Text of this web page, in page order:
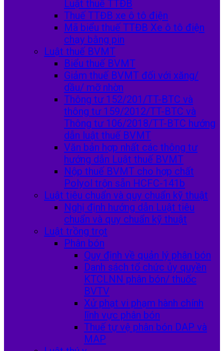
Luật thuế TTĐB
Thuế TTĐB xe ô tô điện
Mã biểu thuế TTĐB Xe ô tô điện
chạy bằng pin
Luật thuế BVMT
Biểu thuế BVMT
Giảm thuế BVMT đối với xăng/
dầu/ mỡ nhờn
Thông tư 152/201/TT-BTC và
thông tư 159/2012/TT-BTC và
Thông tư 106/2018/TT-BTC hướng
dẫn luật thuế BVMT
Văn bản hợp nhất các thông tư
hướng dẫn Luật thuế BVMT
Nộp thuế BVMT cho hợp chất
Polyol trộn sẵn HCFC-141b
Luật tiêu chuẩn và quy chuẩn kỹ thuật
Nghị định hướng dẫn Luật tiêu
chuẩn và quy chuẩn kỹ thuật
Luật trồng trọt
Phân bón
Quy định về quản lý phân bón
Danh sách tổ chức ủy quyền
KTCLNN phân bón/ thuốc
BVTV
Xử phạt vi phạm hành chính
lĩnh vực phân bón
Thuế tự vệ phân bón DAP và
MAP